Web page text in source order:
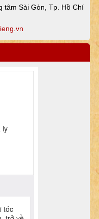
tâm Sài Gòn, Tp. Hồ Chí